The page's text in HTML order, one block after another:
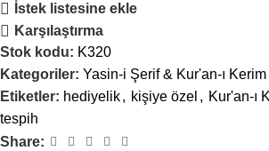
İstek listesine ekle
Karşılaştırma
Stok kodu: K320
Kategoriler: Yasin-i Şerif & Kur'an-ı
Etiketler: hediyelik, kişiye özel , Kur'an-ı
tespih
Share: